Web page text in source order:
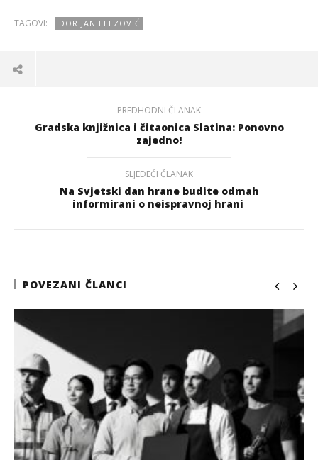
TAGOVI: DORIJAN ELEZOVIĆ
PREDHODNI ČLANAK
Gradska knjižnica i čitaonica Slatina: Ponovno
zajedno!
SLJEDEĆI ČLANAK
Na Svjetski dan hrane budite odmah
informirani o neispravnoj hrani
POVEZANI ČLANCI